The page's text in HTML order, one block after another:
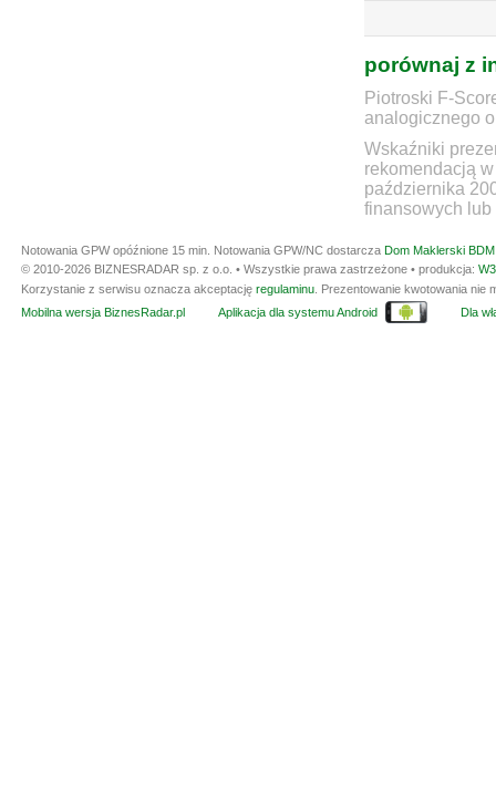
porównaj z
Piotroski F-
analogicznego
Wskaźniki
rekomendacją
października
finansowych lub
Notowania GPW opóźnione 15 min. Notowania GPW/NC dostarcza Dom Maklerski
© 2010-2026 BIZNESRADAR sp. z o.o. • Wszystkie prawa zastrzeżone • produkcja:
Korzystanie z serwisu oznacza akceptację regulaminu . Prezentowanie kwotowania
Mobilna wersja BiznesRadar.pl
Aplikacja dla systemu Android Dla